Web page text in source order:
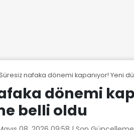
nafaka dönemi kapanıyor! Yeni
dönemi
belli oldu